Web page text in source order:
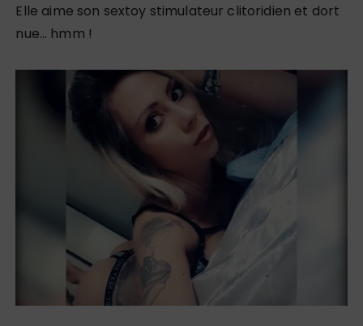
Elle aime son sextoy stimulateur clitoridien et dort
nue… hmm !